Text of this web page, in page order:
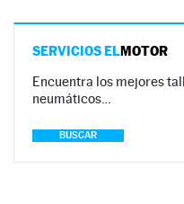
SERVICIOS ELMOTOR
Encuentra los mejores
neumáticos…
BUSCAR